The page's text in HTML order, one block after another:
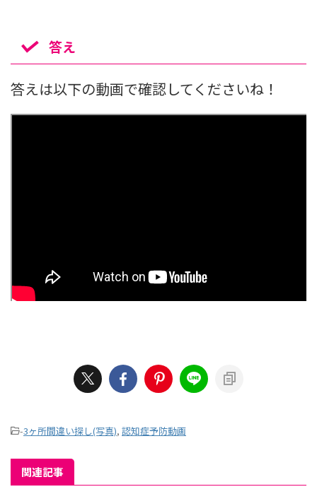
答え
答えは以下の動画で確認してくださいね！
-3ヶ所間違い探し(写真), 認知症予防動画
関連記事